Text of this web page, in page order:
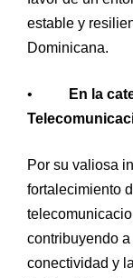
estable y
Dominicana.
•
En la
Por su valiosa
fortalecimiento
contribuyendo
conectividad y